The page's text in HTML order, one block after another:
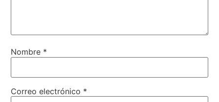
Nombre *
Correo electrónico *